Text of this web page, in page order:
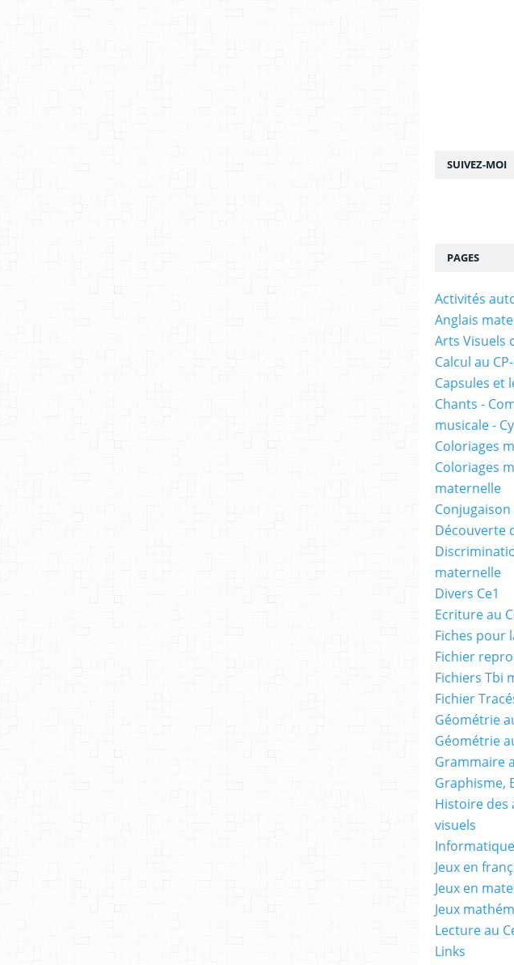
SUIVEZ-MOI
PAGES
Activités
Anglais
Arts Visuels
Calcul au
Capsules et
Chants -
musicale -
Coloriages
Coloriages
maternelle
Conjugaison
Découverte
maternelle
Divers Ce1
Ecriture au
Fiches pour
Fichier
Fichiers Tbi
Fichier
Géométrie
Géométrie
Grammaire
Graphisme,
Histoire des
visuels
Jeux en
Jeux en
Jeux
Lecture au
Links